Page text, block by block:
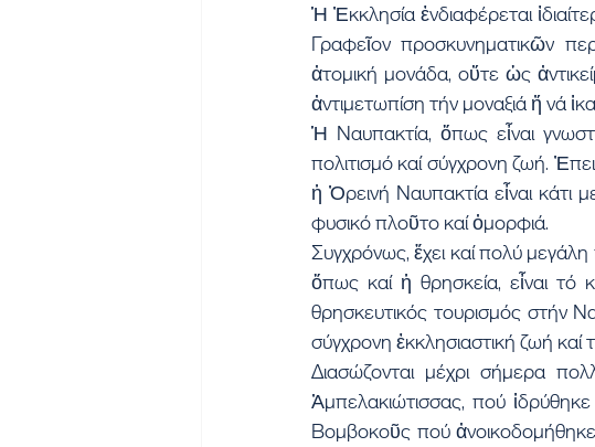
Ἡ Ἐκκλησία ἐνδιαφέρεται
Γραφεῖον προσκυνηματικῶν
ἀτομική μονάδα, οὔτε ὡς
ἀντιμετωπίση τήν μοναξιά ἤ νά
Ἡ Ναυπακτία, ὅπως εἶναι
πολιτισμό καί σύγχρονη ζωή.
ἡ Ὀρεινή Ναυπακτία εἶναι κάτι
φυσικό πλοῦτο καί ὀμορφιά.
Συγχρόνως, ἔχει καί πολύ
ὅπως καί ἡ θρησκεία, εἶναι
θρησκευτικός τουρισμός στήν
σύγχρονη ἐκκλησιαστική ζωή καί
Διασώζονται μέχρι σήμερα
Ἀμπελακιώτισσας, πού
Βομβοκοῦς πού